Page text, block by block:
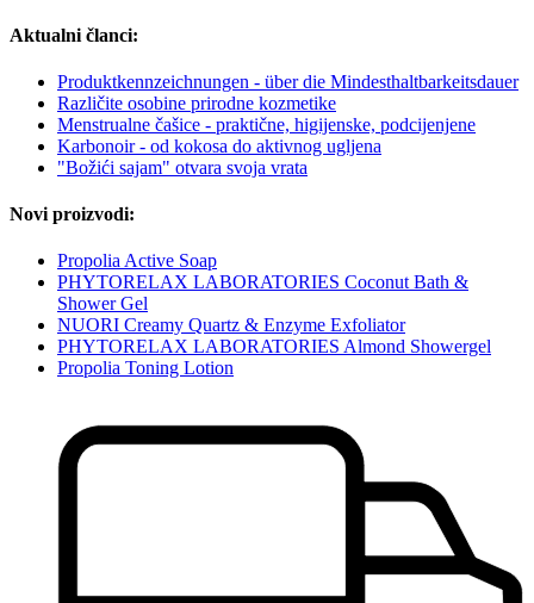
Aktualni članci:
Produktkennzeichnungen - über die Mindesthaltbarkeitsdauer
Različite osobine prirodne kozmetike
Menstrualne čašice - praktične, higijenske, podcijenjene
Karbonoir - od kokosa do aktivnog ugljena
"Božići sajam" otvara svoja vrata
Novi proizvodi:
Propolia Active Soap
PHYTORELAX LABORATORIES Coconut Bath &
Shower Gel
NUORI Creamy Quartz & Enzyme Exfoliator
PHYTORELAX LABORATORIES Almond Showergel
Propolia Toning Lotion